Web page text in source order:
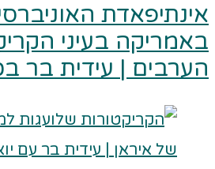
אינתיפאדת
באמריקה בעיני
הערבים | עידית בר